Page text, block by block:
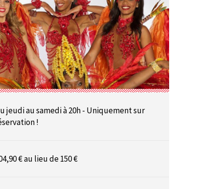
jeudi au samedi à 20h - Uniquement sur
!
€ au lieu de 150 €